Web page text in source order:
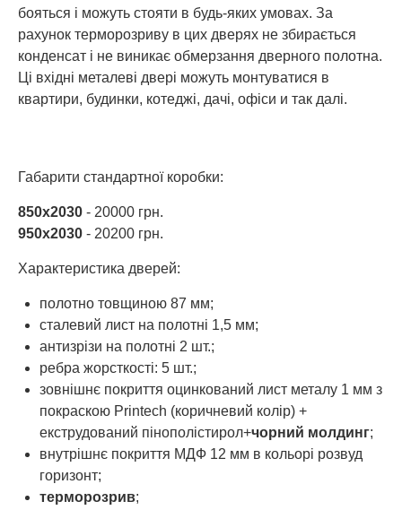
бояться і можуть стояти в будь-яких умовах. За
рахунок терморозриву в цих дверях не збирається
конденсат і не виникає обмерзання дверного полотна.
Ці вхідні металеві двері можуть монтуватися в
квартири, будинки, котеджі, дачі, офіси и так далі.
Габарити стандартної коробки:
850х2030 - 20000 грн.
950х2030 - 20200 грн.
Характеристика дверей:
полотно товщиною 87 мм;
сталевий лист на полотні 1,5 мм;
антизрізи на полотні 2 шт.;
ребра жорсткості: 5 шт.;
зовнішнє покриття оцинкований лист металу 1 мм з
покраскою Printech (коричневий колір) +
екструдований пінополістирол+чорний молдинг;
внутрішнє покриття МДФ 12 мм в кольорі розвуд
горизонт;
терморозрив;